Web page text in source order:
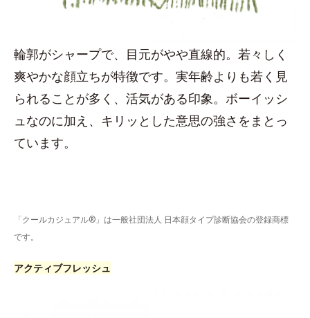
輪郭がシャープで、目元がやや直線的。若々しく
爽やかな顔立ちが特徴です。実年齢よりも若く見
られることが多く、活気がある印象。ボーイッシ
ュなのに加え、キリッとした意思の強さをまとっ
ています。
「クールカジュアル®」は一般社団法人 日本顔タイプ診断協会の登録商標
です。
アクティブフレッシュ